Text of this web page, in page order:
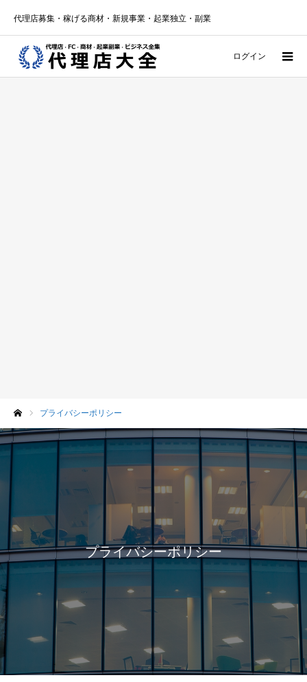
代理店募集・稼げる商材・新規事業・起業独立・副業
ログイン
プライバシーポリシー
プライバシーポリシー